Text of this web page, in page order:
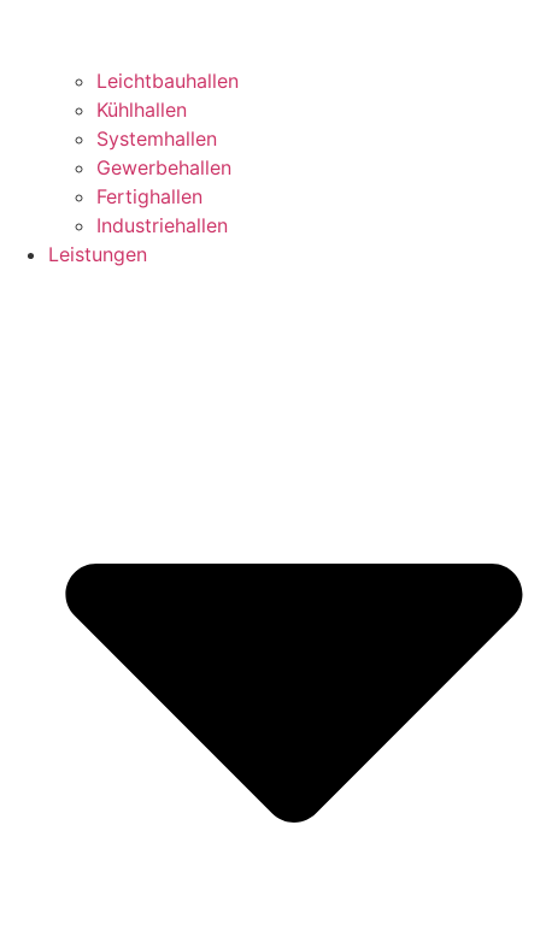
Leichtbauhallen
Kühlhallen
Systemhallen
Gewerbehallen
Fertighallen
Industriehallen
Leistungen